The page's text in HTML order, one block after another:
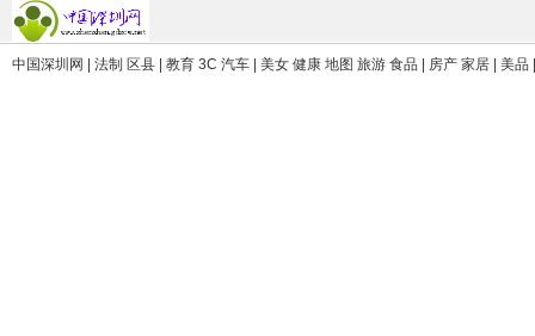
中国深圳网 | 法制 区县 | 教育 3C 汽车 | 美女 健康 地图 旅游 食品 | 房产 家居 | 美品